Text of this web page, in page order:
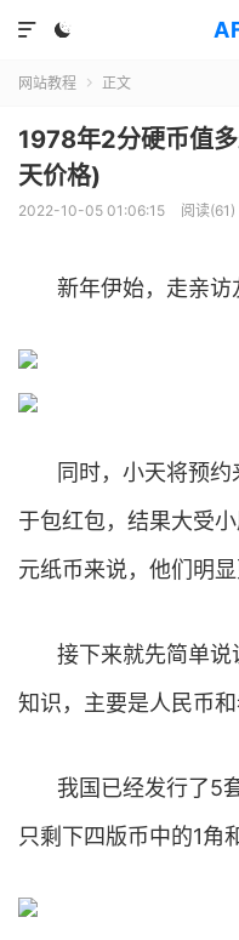


网站教程  正文
1978年2分硬币值
天价格)
2022-10-05 01:06:15 阅读(61 )
新年伊始，走亲访
同时，小天将预
于包红包，结果大受
元纸币来说，他们明
接下来就先简单
知识，主要是人民币和
我国已经发行了5
只剩下四版币中的1角